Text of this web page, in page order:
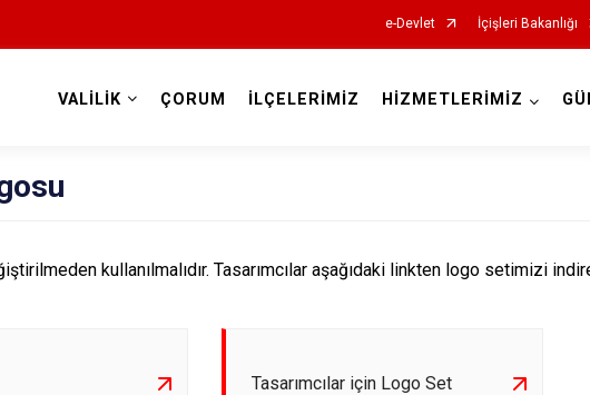
e-Devlet İçişleri Bakanlığı
VALİLİK ÇORUM İLÇELERİMİZ HİZMETLERİMİZ
kullanılmalıdır. Tasarımcılar aşağıdaki linkten logo setimizi
Tasarımcılar için Logo Set